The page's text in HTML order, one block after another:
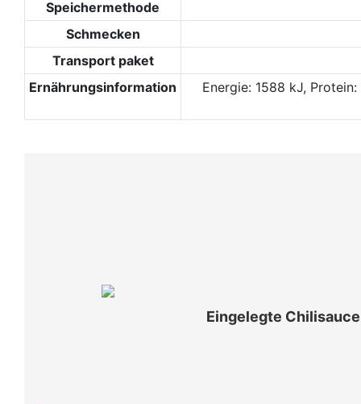
Speichermethode
Schmecken
Transport paket
Ernährungsinformation
Energie: 1588 kJ,
Eingelegte Chilisauce